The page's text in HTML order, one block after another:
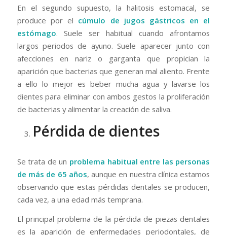
En el segundo supuesto, la halitosis estomacal, se
produce por el cúmulo de jugos gástricos en el
estómago. Suele ser habitual cuando afrontamos
largos periodos de ayuno. Suele aparecer junto con
afecciones en nariz o garganta que propician la
aparición que bacterias que generan mal aliento. Frente
a ello lo mejor es beber mucha agua y lavarse los
dientes para eliminar con ambos gestos la proliferación
de bacterias y alimentar la creación de saliva.
Pérdida de dientes
Se trata de un problema habitual entre las personas
de más de 65 años, aunque en nuestra clínica estamos
observando que estas pérdidas dentales se producen,
cada vez, a una edad más temprana.
El principal problema de la pérdida de piezas dentales
es la aparición de enfermedades periodontales, de